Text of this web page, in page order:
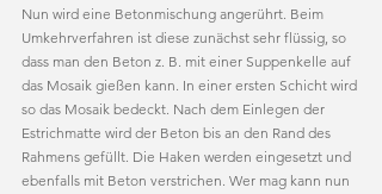
Nun wird eine Betonmischung angerührt. Beim
Umkehrverfahren ist diese zunächst sehr flüssig, so
dass man den Beton z. B. mit einer Suppenkelle auf
das Mosaik gießen kann. In einer ersten Schicht wird
so das Mosaik bedeckt. Nach dem Einlegen der
Estrichmatte wird der Beton bis an den Rand des
Rahmens gefüllt. Die Haken werden eingesetzt und
ebenfalls mit Beton verstrichen. Wer mag kann nun